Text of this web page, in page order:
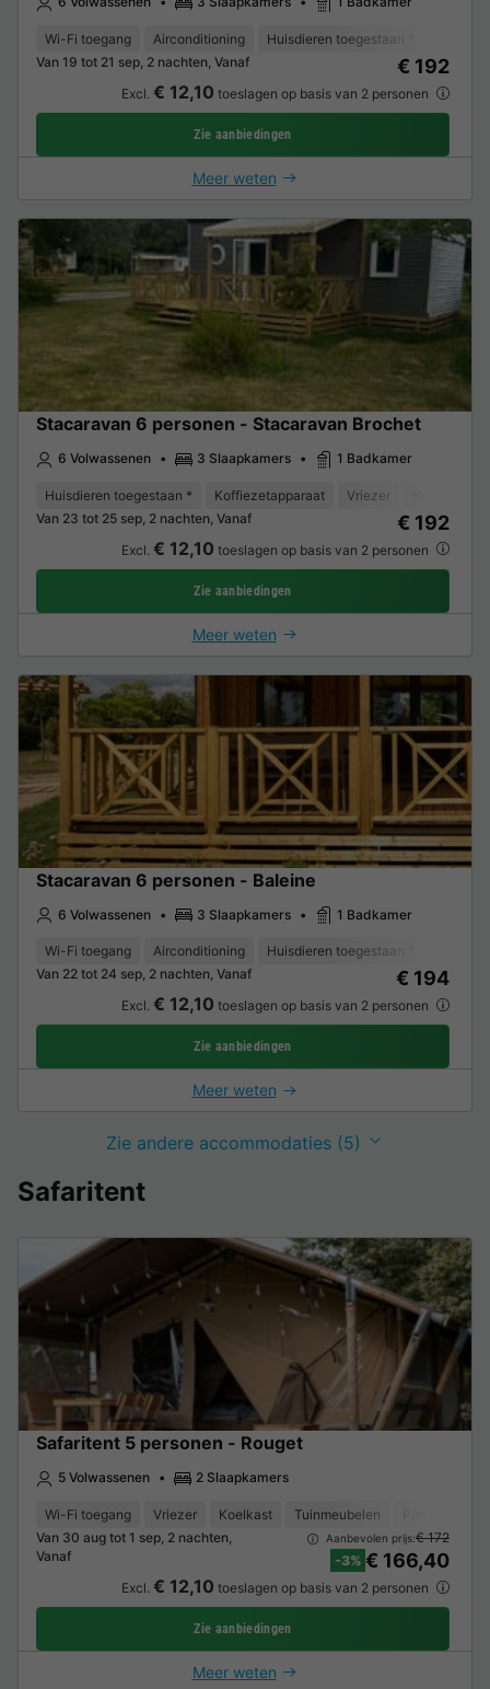
Wi-Fi toegang Airconditioning Huisdieren toegestaan *
Van 19 tot 21 sep, 2 nachten, Vanaf
€ 192
Excl. € 12,10 toeslagen op basis van 2 personen
Zie aanbiedingen
Meer weten
Stacaravan 6 personen - Stacaravan Brochet
6 Volwassenen 3 Slaapkamers 1 Badkamer
Huisdieren toegestaan * Koffiezetapparaat Vriezer
Van 23 tot 25 sep, 2 nachten, Vanaf
€ 192
Excl. € 12,10 toeslagen op basis van 2 personen
Zie aanbiedingen
Meer weten
Stacaravan 6 personen - Baleine
6 Volwassenen 3 Slaapkamers 1 Badkamer
Wi-Fi toegang Airconditioning Huisdieren toegestaan *
Van 22 tot 24 sep, 2 nachten, Vanaf
€ 194
Excl. € 12,10 toeslagen op basis van 2 personen
Zie aanbiedingen
Meer weten
Zie andere accommodaties (5)
Safaritent
Safaritent 5 personen - Rouget
5 Volwassenen 2 Slaapkamers
Wi-Fi toegang Vriezer Koelkast Tuinmeubelen
Van 30 aug tot 1 sep, 2 nachten,
Vanaf
Aanbevolen prijs:€ 172
-3% € 166,40
Excl. € 12,10 toeslagen op basis van 2 personen
Zie aanbiedingen
Meer weten